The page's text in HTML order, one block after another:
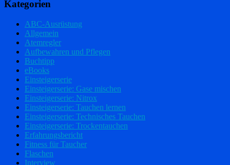
Kategorien
ABC-Ausrüstung
Allgemein
Atemregler
Aufbewahren und Pflegen
Buchtipp
eBooks
Einsteigerserie
Einsteigerserie: Gase mischen
Einsteigerserie: Nitrox
Einsteigerserie: Tauchen lernen
Einsteigerserie: Technisches Tauchen
Einsteigerserie: Trockentauchen
Erfahrungsbericht
Fitness für Taucher
Flaschen
Interview